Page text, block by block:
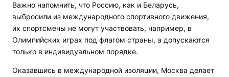
Важно напомнить, что Россию, как и Беларусь,
выбросили из международного спортивного движения,
их спортсмены не могут участвовать, например, в
Олимпийских играх под флагом страны, а допускаются
только в индивидуальном порядке.
Оказавшись в международной изоляции, Москва делает